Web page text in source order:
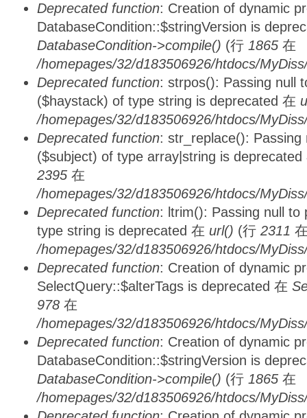
Deprecated function: Creation of dynamic
DatabaseCondition::$stringVersion is
DatabaseCondition->compile() (行 1865 在
/homepages/32/d183506926/htdocs/
Deprecated function: strpos(): Passing null
($haystack) of type string is deprecated 在
/homepages/32/d183506926/htdocs/
Deprecated function: str_replace():
($subject) of type array|string is
2395 在
/homepages/32/d183506926/htdocs/
Deprecated function: ltrim(): Passing null to
type string is deprecated 在 url() (行 2311
/homepages/32/d183506926/htdocs/
Deprecated function: Creation of dynamic
SelectQuery::$alterTags is deprecated 在
978 在
/homepages/32/d183506926/htdocs/
Deprecated function: Creation of dynamic
DatabaseCondition::$stringVersion is
DatabaseCondition->compile() (行 1865 在
/homepages/32/d183506926/htdocs/